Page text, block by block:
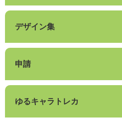
デザイン集
申請
ゆるキャラトレカ